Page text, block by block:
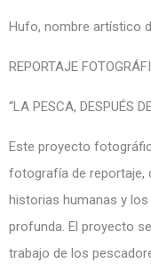
Hufo, nombre artístico
REPORTAJE
“LA PESCA, DESPUÉS
Este proyecto
fotografía de reportaje,
historias humanas y
profunda. El proyecto
trabajo de los